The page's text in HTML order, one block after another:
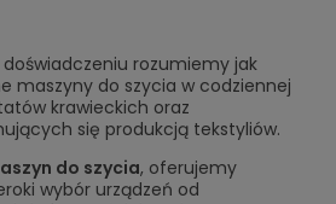
rozumiemy jak
maszyny do szycia w codziennej
krawieckich oraz
się produkcją tekstyliów.
do szycia, oferujemy
wybór urządzeń od